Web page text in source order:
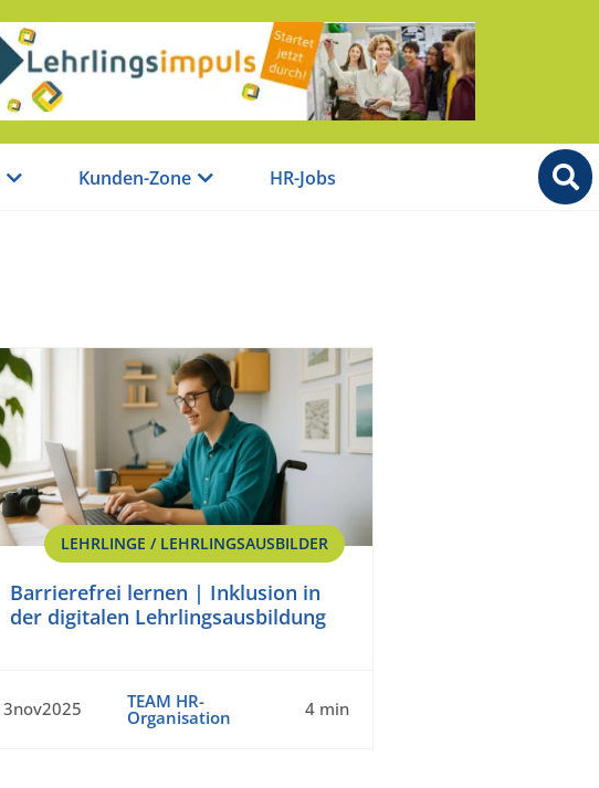
Kunden-Zone HR-Jobs
LEHRLINGE / LEHRLINGSAUSBILDER
Barrierefrei lernen | Inklusion in
der digitalen Lehrlingsausbildung
3nov2025 TEAM HR-
Organisation 4 min